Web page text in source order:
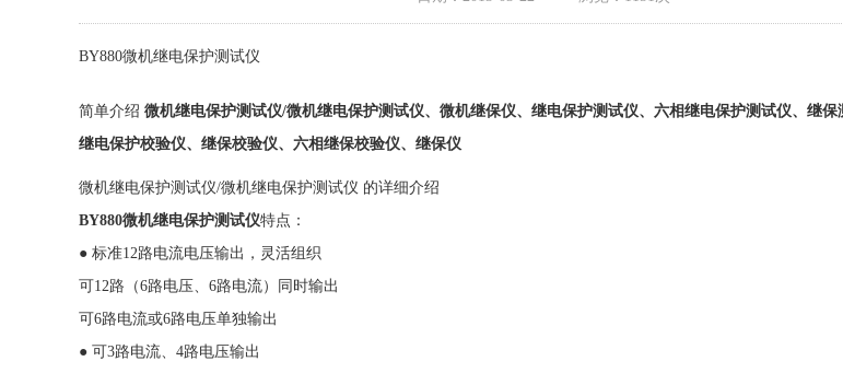
BY880微机继电保护测试仪
简单介绍 微机继电保护测试仪/微机继电保护测试仪、微机继保仪、继电保护测试仪、六相继电保护测试仪、继
继电保护校验仪、继保校验仪、六相继保校验仪、继保仪
微机继电保护测试仪/微机继电保护测试仪 的详细介绍
BY880微机继电保护测试仪特点：
● 标准12路电流电压输出，灵活组织
可12路（6路电压、6路电流）同时输出
可6路电流或6路电压单独输出
● 可3路电流、4路电压输出